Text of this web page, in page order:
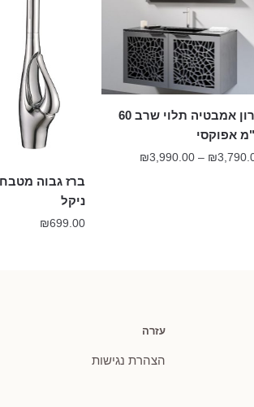
ארון אמבטיה תלוי שרב 60
אפוקסי
₪
–
₪3,990.00
טווח
ברז גבוה
ניקל
₪699.00
עזרה
הצהרת נגישות